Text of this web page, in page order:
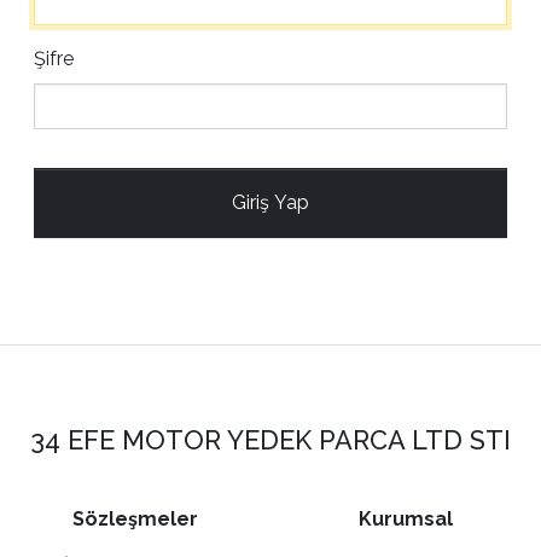
Şifre
Giriş Yap
34 EFE MOTOR YEDEK PARCA LTD STI
Sözleşmeler Kurumsal